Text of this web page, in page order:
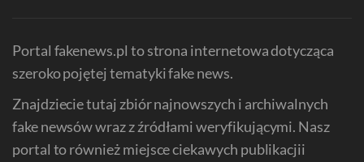
Portal fakenews.pl to strona internetowa dotycząca
szeroko pojętej tematyki fake news.
Znajdziecie tutaj zbiór najnowszych i archiwalnych
fake newsów wraz z źródłami weryfikującymi. Nasz
portal to również miejsce ciekawych publikacjii